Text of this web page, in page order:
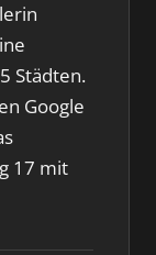
Städten.
Google
17 mit